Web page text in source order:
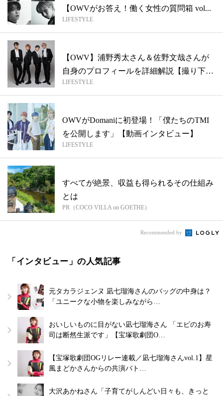
【OWVがお答え！働く女性の質問箱 vol...
LIFESTYLE
【OWV】浦野秀太さん＆佐野文哉さんが
自身のプロフィールを詳細解説【撮り下ろ
しイ...
LIFESTYLE
OWVがDomaniに初登場！「僕たちのTMI
を公開します」【動画インタビュー】
LIFESTYLE
すべてが絶景、収益も得られるその仕組み
とは
PR（COCO VILLA on GOETHE）
Recommended by
「インタビュー」の人気記事
元タカラジェンヌ 凪七瑠海さんのバッグの中身は？
「ユニークな小物を楽しみながら…
おいしいものに目がない凪七瑠海さん 「エビのお寿
司は断然生派です」【宝塚歌劇団O…
【宝塚歌劇団OGリレー連載／凪七瑠海さんvol.1】星
風まどかさんからの共演バト…
大沢あかねさん「子育てがしんどい日々も、きっと